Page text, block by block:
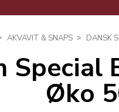
AKVAVIT & SNAPS DANSK
Special
Øko